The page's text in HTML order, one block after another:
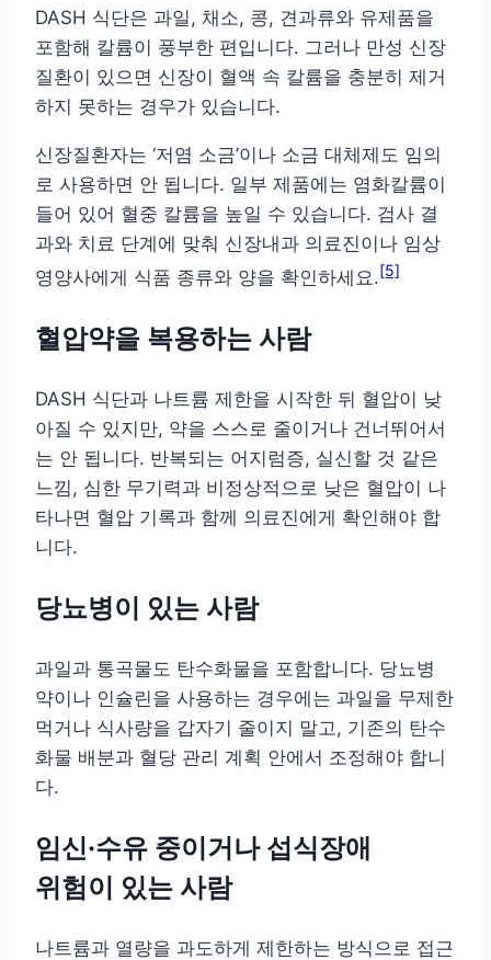
DASH 식단은 과일, 채소, 콩, 견과류와 유제품을
포함해 칼륨이 풍부한 편입니다. 그러나 만성 신장
질환이 있으면 신장이 혈액 속 칼륨을 충분히 제거
하지 못하는 경우가 있습니다.
신장질환자는 ‘저염 소금’이나 소금 대체제도 임의
로 사용하면 안 됩니다. 일부 제품에는 염화칼륨이
들어 있어 혈중 칼륨을 높일 수 있습니다. 검사 결
과와 치료 단계에 맞춰 신장내과 의료진이나 임상
영양사에게 식품 종류와 양을 확인하세요.[5]
혈압약을 복용하는 사람
DASH 식단과 나트륨 제한을 시작한 뒤 혈압이 낮
아질 수 있지만, 약을 스스로 줄이거나 건너뛰어서
는 안 됩니다. 반복되는 어지럼증, 실신할 것 같은
느낌, 심한 무기력과 비정상적으로 낮은 혈압이 나
타나면 혈압 기록과 함께 의료진에게 확인해야 합
니다.
당뇨병이 있는 사람
과일과 통곡물도 탄수화물을 포함합니다. 당뇨병
약이나 인슐린을 사용하는 경우에는 과일을 무제한
먹거나 식사량을 갑자기 줄이지 말고, 기존의 탄수
화물 배분과 혈당 관리 계획 안에서 조정해야 합니
다.
임신·수유 중이거나 섭식장애
위험이 있는 사람
나트륨과 열량을 과도하게 제한하는 방식으로 접근